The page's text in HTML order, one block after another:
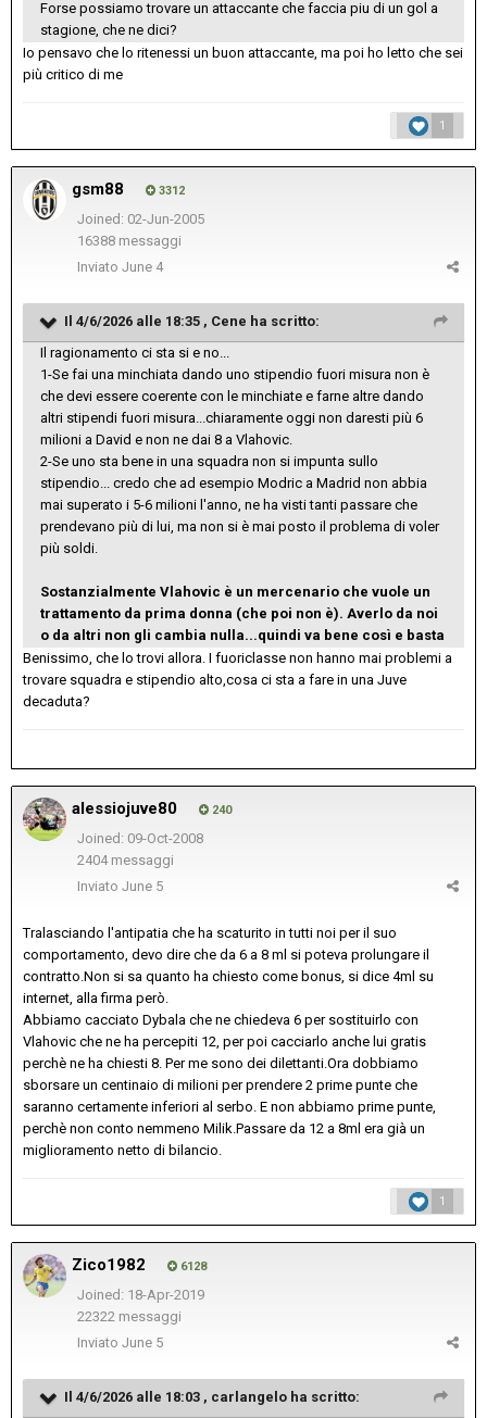
Forse possiamo trovare un attaccante che faccia piu di un gol a
stagione, che ne dici?
Io pensavo che lo ritenessi un buon attaccante, ma poi ho letto che sei
più critico di me
1
gsm88 3312
Joined: 02-Jun-2005
16388 messaggi
Inviato June 4
Il 4/6/2026 alle 18:35 , Cene ha scritto:
Il ragionamento ci sta si e no...
1-Se fai una minchiata dando uno stipendio fuori misura non è
che devi essere coerente con le minchiate e farne altre dando
altri stipendi fuori misura...chiaramente oggi non daresti più 6
milioni a David e non ne dai 8 a Vlahovic.
2-Se uno sta bene in una squadra non si impunta sullo
stipendio... credo che ad esempio Modric a Madrid non abbia
mai superato i 5-6 milioni l'anno, ne ha visti tanti passare che
prendevano più di lui, ma non si è mai posto il problema di voler
più soldi.
Sostanzialmente Vlahovic è un mercenario che vuole un
trattamento da prima donna (che poi non è). Averlo da noi
o da altri non gli cambia nulla...quindi va bene così e basta
Benissimo, che lo trovi allora. I fuoriclasse non hanno mai problemi a
trovare squadra e stipendio alto,cosa ci sta a fare in una Juve
decaduta?
alessiojuve80 240
Joined: 09-Oct-2008
2404 messaggi
Inviato June 5
Tralasciando l'antipatia che ha scaturito in tutti noi per il suo
comportamento, devo dire che da 6 a 8 ml si poteva prolungare il
contratto.Non si sa quanto ha chiesto come bonus, si dice 4ml su
internet, alla firma però.
Abbiamo cacciato Dybala che ne chiedeva 6 per sostituirlo con
Vlahovic che ne ha percepiti 12, per poi cacciarlo anche lui gratis
perchè ne ha chiesti 8. Per me sono dei dilettanti.Ora dobbiamo
sborsare un centinaio di milioni per prendere 2 prime punte che
saranno certamente inferiori al serbo. E non abbiamo prime punte,
perchè non conto nemmeno Milik.Passare da 12 a 8ml era già un
miglioramento netto di bilancio.
1
Zico1982 6128
Joined: 18-Apr-2019
22322 messaggi
Inviato June 5
Il 4/6/2026 alle 18:03 , carlangelo ha scritto: